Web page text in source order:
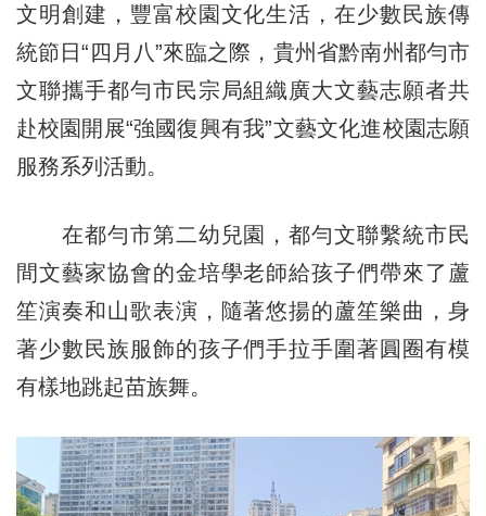
文明創建，豐富校園文化生活，在少數民族傳
統節日“四月八”來臨之際，貴州省黔南州都勻市
文聯攜手都勻市民宗局組織廣大文藝志願者共
赴校園開展“強國復興有我”文藝文化進校園志願
服務系列活動。
在都勻市第二幼兒園，都勻文聯繫統市民
間文藝家協會的金培學老師給孩子們帶來了蘆
笙演奏和山歌表演，隨著悠揚的蘆笙樂曲，身
著少數民族服飾的孩子們手拉手圍著圓圈有模
有樣地跳起苗族舞。